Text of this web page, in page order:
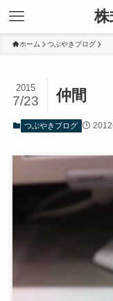
株
ホーム つぶやきブログ
仲間
2015
7/23
つぶやきブログ 2012